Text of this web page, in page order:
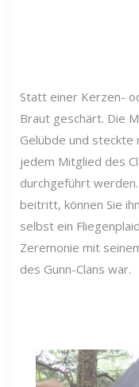
Statt einer Kerzen-
Braut geschärt. Die
Gelübde und steckte
jedem Mitglied des
durchgeführt
beitritt, können Sie
selbst ein
Zeremonie mit
des Gunn-Clans war.